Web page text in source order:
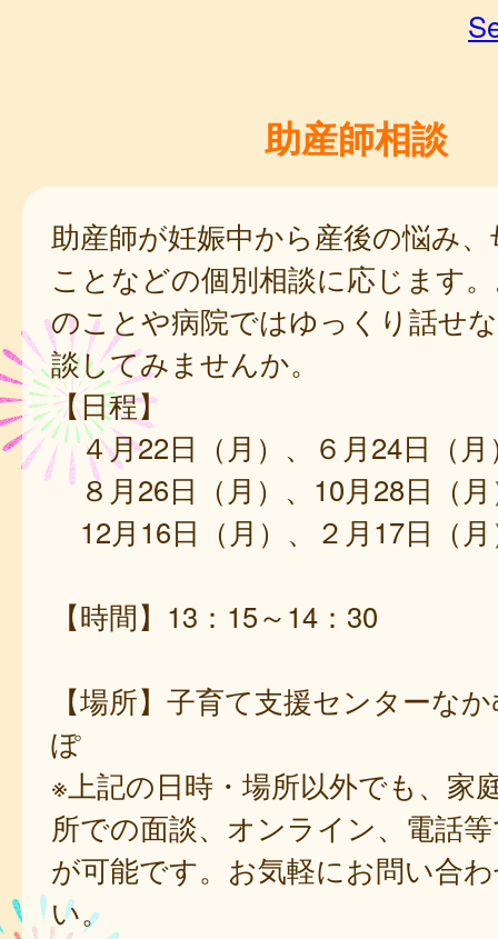
助産師相談
助産師が妊娠中から産後の悩み
ことなどの個別相談に応じます
のことや病院ではゆっくり話せ
談してみませんか。
【日程】
４月22日（月）、６月24日（月
８月26日（月）、10月28日（月
12月16日（月）、２月17日（
【時間】13：15～14：30
【場所】子育て支援センターな
ぽ
※上記の日時・場所以外でも、家
所での面談、オンライン、電話
が可能です。お気軽にお問い合
い。